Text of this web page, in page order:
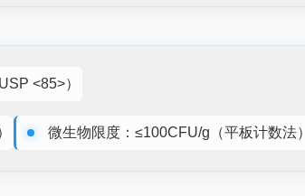
<85>）
微生物限度：≤100CFU/g（平板计数法）